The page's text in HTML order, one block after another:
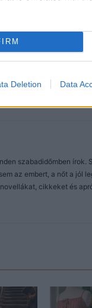
Deletion Data
szabadidőmben írok.
az embert, a nőt a jól
cikkeket és